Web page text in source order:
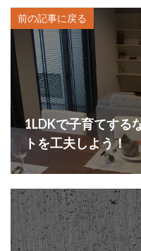
前の記事に戻る
1LDKで子育てする
トを工夫しよう！